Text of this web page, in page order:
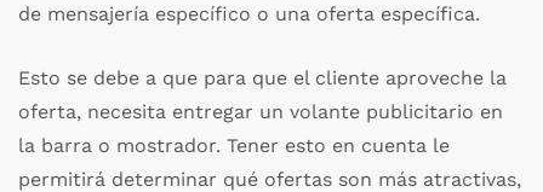
de mensajería específico o una oferta específica.
Esto se debe a que para que el cliente aproveche la
oferta, necesita entregar un volante publicitario en
la barra o mostrador. Tener esto en cuenta le
permitirá determinar qué ofertas son más atractivas,